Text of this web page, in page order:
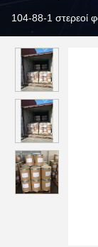
104-88-1 στερεοί